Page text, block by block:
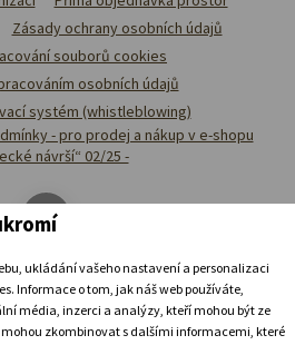
Zásady ochrany osobních údajů
souborů cookies
osobních údajů
systém (whistleblowing)
- pro prodej a nákup v e-shopu
návrší“ 02/25 -
ukládání vašeho nastavení a personalizaci
Informace o tom, jak náš web používáte,
média, inzerci a analýzy, kteří mohou být ze
zkombinovat s dalšími informacemi, které